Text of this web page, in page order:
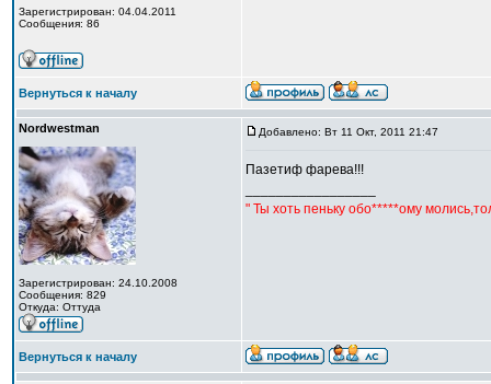
Зарегистрирован: 04.04.2011
Сообщения: 86
Вернуться к началу
Nordwestman
Зарегистрирован: 24.10.2008
Сообщения: 829
Откуда: Оттуда
Добавлено: Вт 11 Окт, 2011 21:47
Пазетиф фарева!!!
" Ты хоть пеньку обо*****ому
Вернуться к началу